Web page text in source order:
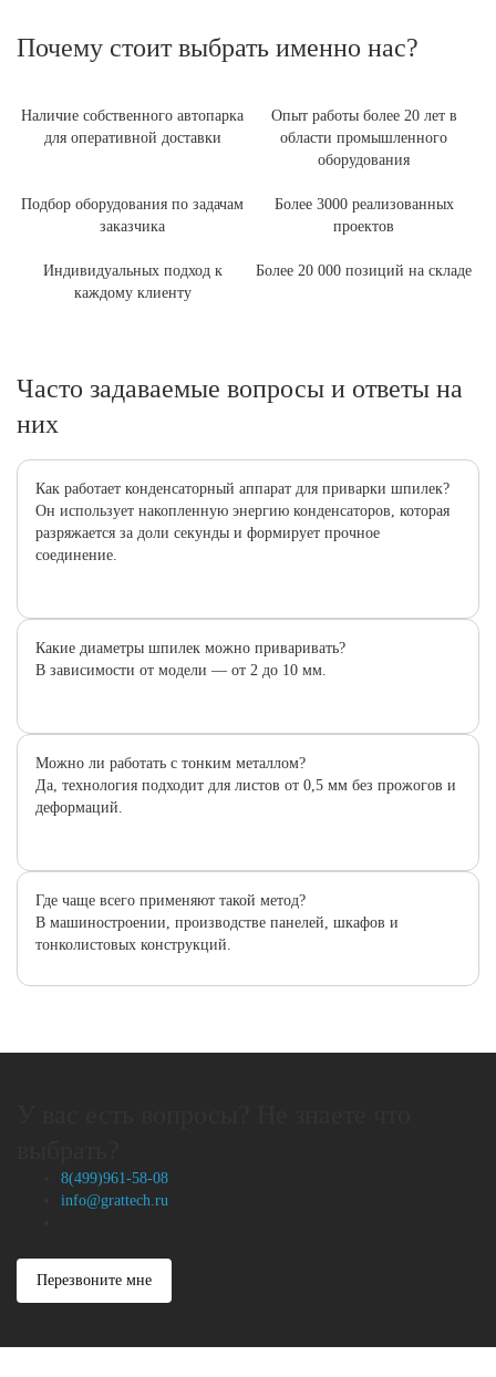
Почему стоит выбрать именно нас?
Наличие собственного автопарка
для оперативной доставки
Опыт работы более 20 лет в
области промышленного
оборудования
Подбор оборудования по задачам
заказчика
Более 3000 реализованных
проектов
Индивидуальных подход к
каждому клиенту
Более 20 000 позиций на складе
Часто задаваемые вопросы и ответы на
них
Как работает конденсаторный аппарат для приварки шпилек?
Он использует накопленную энергию конденсаторов, которая
разряжается за доли секунды и формирует прочное
соединение.
Какие диаметры шпилек можно приваривать?
В зависимости от модели — от 2 до 10 мм.
Можно ли работать с тонким металлом?
Да, технология подходит для листов от 0,5 мм без прожогов и
деформаций.
Где чаще всего применяют такой метод?
В машиностроении, производстве панелей, шкафов и
тонколистовых конструкций.
8(499)961-58-08
info@grattech.ru
Перезвоните мне